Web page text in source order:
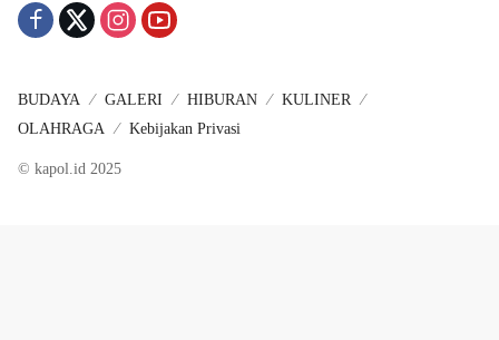
BUDAYA GALERI HIBURAN
KULINER
OLAHRAGA
Kebijakan Privasi
© kapol.id 2025